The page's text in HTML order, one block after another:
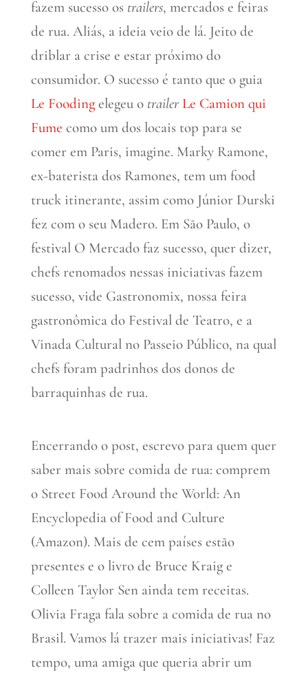
fazem sucesso os trailers, mercados e feiras
de rua. Aliás, a ideia veio de lá. Jeito de
driblar a crise e estar próximo do
consumidor. O sucesso é tanto que o guia
Le Foodingelegeu otrailer Le Camion qui
Fume como um dos locais top para se
comer em Paris, imagine. Marky Ramone,
ex-baterista dos Ramones, tem um food
truck itinerante, assim como Júnior Durski
fez com o seu Madero. Em São Paulo, o
festival O Mercado faz sucesso, quer dizer,
chefs renomados nessas iniciativas fazem
sucesso, vide Gastronomix, nossa feira
gastronômica do Festival de Teatro, e a
Vinada Cultural no Passeio Público, na qual
chefs foram padrinhos dos donos de
barraquinhas de rua.
Encerrando o post, escrevo para quem quer
saber mais sobre comida de rua: comprem
o Street Food Around the World: An
Encyclopedia of Food and Culture
(Amazon). Mais de cem países estão
presentes e o livro de Bruce Kraig e
Colleen Taylor Sen ainda tem receitas.
Olivia Fraga fala sobre a comida de rua no
Brasil. Vamos lá trazer mais iniciativas! Faz
tempo, uma amiga que queria abrir um